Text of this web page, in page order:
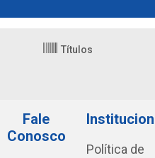
Títulos
Fale
Conosco
Política de